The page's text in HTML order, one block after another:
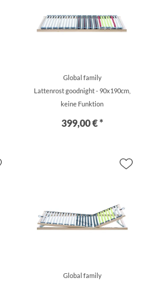
Global family
Lattenrost goodnight - 90x190cm,
keine Funktion
399,00 € *
Global family